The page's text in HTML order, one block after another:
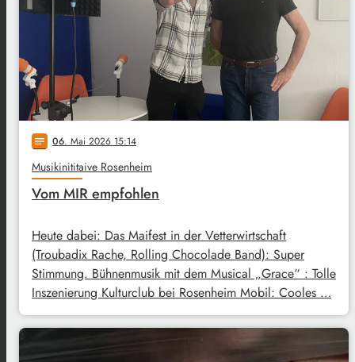
notes 06. Mai 2026 15:14
Musikinititaive Rosenheim
Vom MIR empfohlen
Heute dabei: Das Maifest in der Vetterwirtschaft
(Troubadix Rache, Rolling Chocolade Band): Super
Stimmung. Bühnenmusik mit dem Musical „Grace“ : Tolle
Inszenierung Kulturclub bei Rosenheim Mobil: Cooles …